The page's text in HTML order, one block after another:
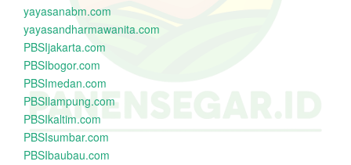
yayasanabm.com
yayasandharmawanita.com
PBSIjakarta.com
PBSIbogor.com
PBSImedan.com
PBSIlampung.com
PBSIkaltim.com
PBSIsumbar.com
PBSIbaubau.com